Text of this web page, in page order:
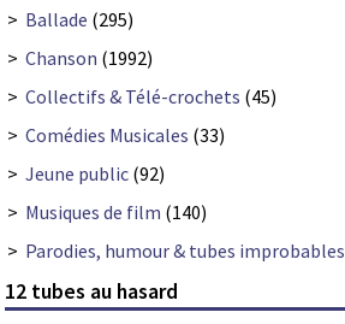
> Ballade (295)
> Chanson (1992)
> Collectifs & Télé-crochets (45)
> Comédies Musicales (33)
> Jeune public (92)
> Musiques de film (140)
> Parodies, humour & tubes improbables
12 tubes au hasard